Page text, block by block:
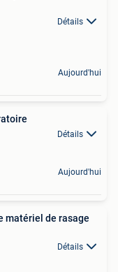
Détails
Aujourd'hui
Détails
Aujourd'hui
matériel de rasage
Détails